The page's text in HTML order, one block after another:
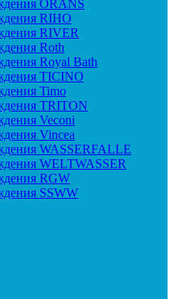
ORANS
RIHO
RIVER
Roth
Royal Bath
TICINO
Timo
TRITON
Veconi
Vincea
WASSERFALLE
WELTWASSER
RGW
SSWW